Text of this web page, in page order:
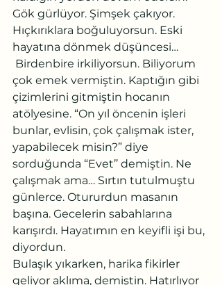
Gök gürlüyor. Şimşek çakıyor.
Hıçkırıklara boğuluyorsun. Eski
hayatına dönmek düşüncesi…
Birdenbire irkiliyorsun. Biliyorum
çok emek vermiştin. Kaptığın gibi
çizimlerini gitmiştin hocanın
atölyesine. “On yıl öncenin işleri
bunlar, evlisin, çok çalışmak ister,
yapabilecek misin?” diye
sorduğunda “Evet’’ demiştin. Ne
çalışmak ama… Sırtın tutulmuştu
günlerce. Otururdun masanın
başına. Gecelerin sabahlarına
karışırdı. Hayatımın en keyifli işi bu,
diyordun.
Bulaşık yıkarken, harika fikirler
geliyor aklıma, demiştin. Hatırlıyor